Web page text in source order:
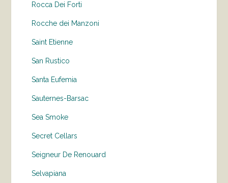
Rocca Dei Forti
Rocche dei Manzoni
Saint Etienne
San Rustico
Santa Eufemia
Sauternes-Barsac
Sea Smoke
Secret Cellars
Seigneur De Renouard
Selvapiana